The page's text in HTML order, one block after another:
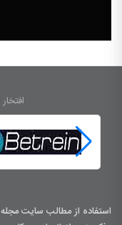
استفاده از مطالب سایت